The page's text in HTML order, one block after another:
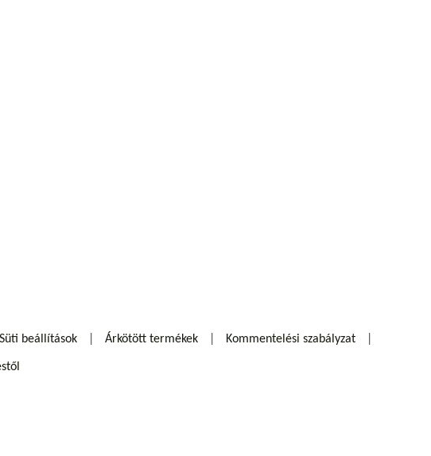
Süti beállítások Árkötött termékek Kommentelési szabályzat